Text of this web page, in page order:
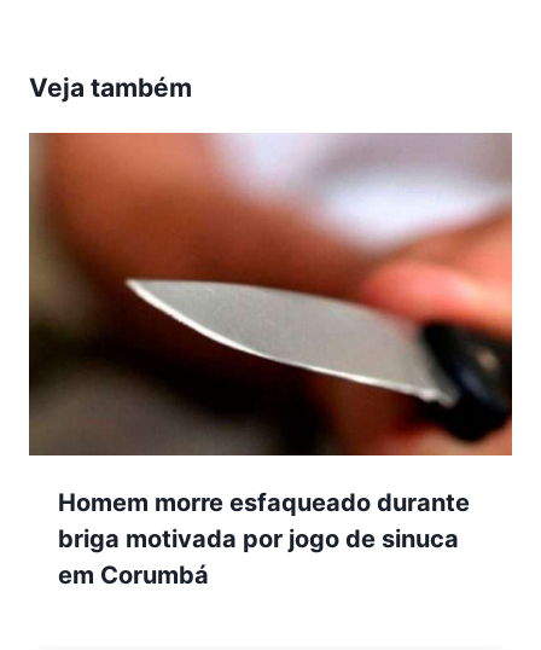
Veja também
Homem morre esfaqueado durante
briga motivada por jogo de sinuca
em Corumbá